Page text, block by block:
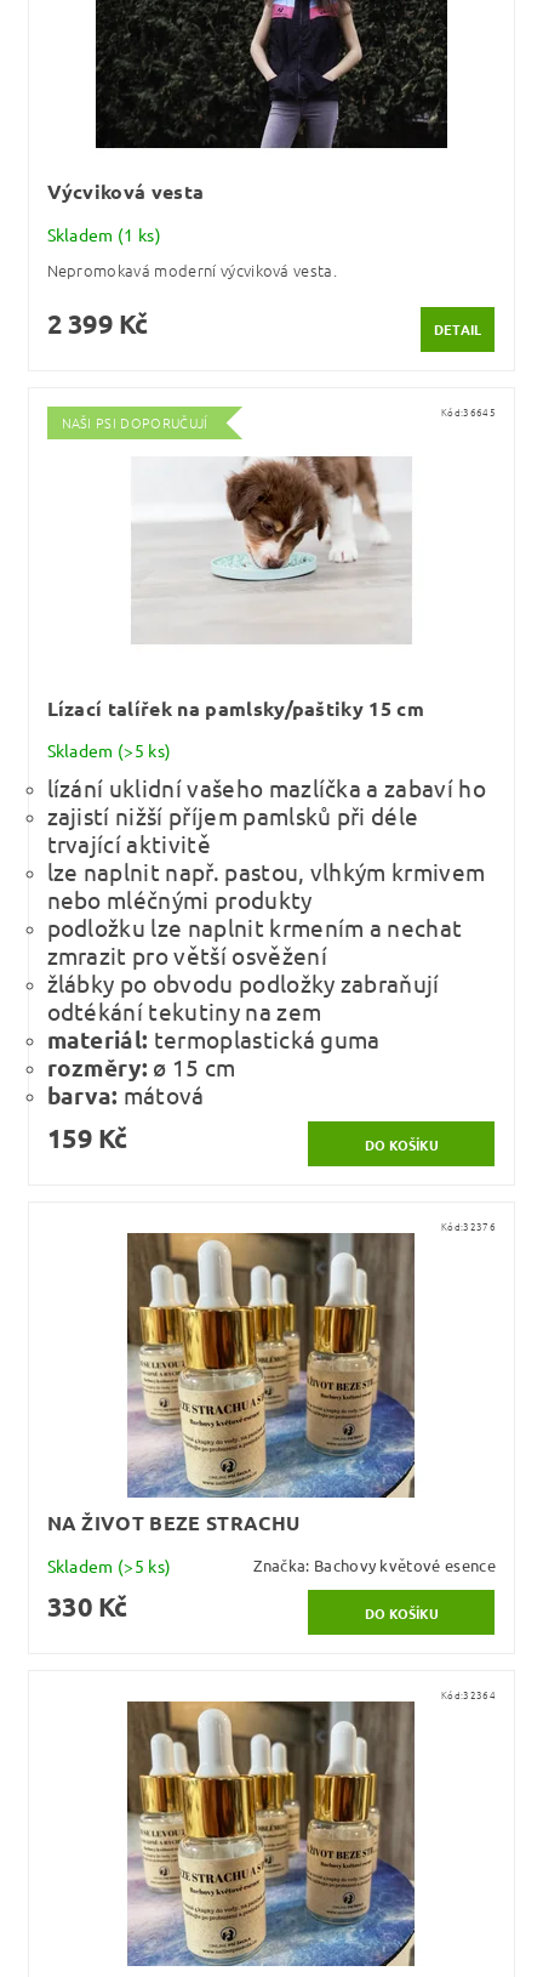
Výcviková vesta
Skladem (1 ks)
Nepromokavá moderní výcviková vesta.
2 399 Kč DETAIL
NAŠI PSI DOPORUČUJÍ
Kód:36645
Lízací talířek na pamlsky/paštiky 15 cm
Skladem (>5 ks)
lízání uklidní vašeho mazlíčka a zabaví ho
zajistí nižší příjem pamlsků při déle
trvající aktivitě
lze naplnit např. pastou, vlhkým krmivem
nebo mléčnými produkty
podložku lze naplnit krmením a nechat
zmrazit pro větší osvěžení
žlábky po obvodu podložky zabraňují
odtékání tekutiny na zem
materiál: termoplastická guma
rozměry: ø 15 cm
barva: mátová
159 Kč
Kód:32376
NA ŽIVOT BEZE STRACHU
Skladem (>5 ks) Značka: Bachovy květové esence
330 Kč
Kód:32364